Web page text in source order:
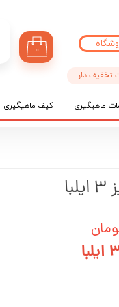
۰
ماهیگیری کیف ماهیگیری
تخفیف دار